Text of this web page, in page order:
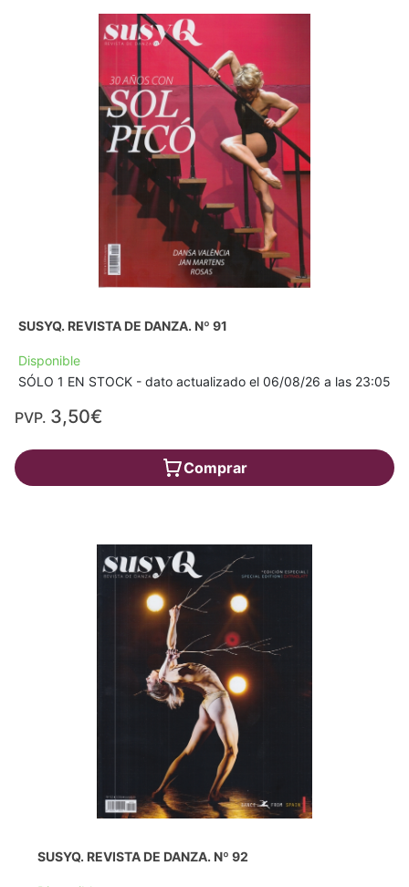
SUSYQ. REVISTA DE DANZA. Nº 91
Disponible
SÓLO 1 EN STOCK - dato actualizado el 06/08/26 a las 23:05
PVP. 3,50€
Comprar
SUSYQ. REVISTA DE DANZA. Nº 92